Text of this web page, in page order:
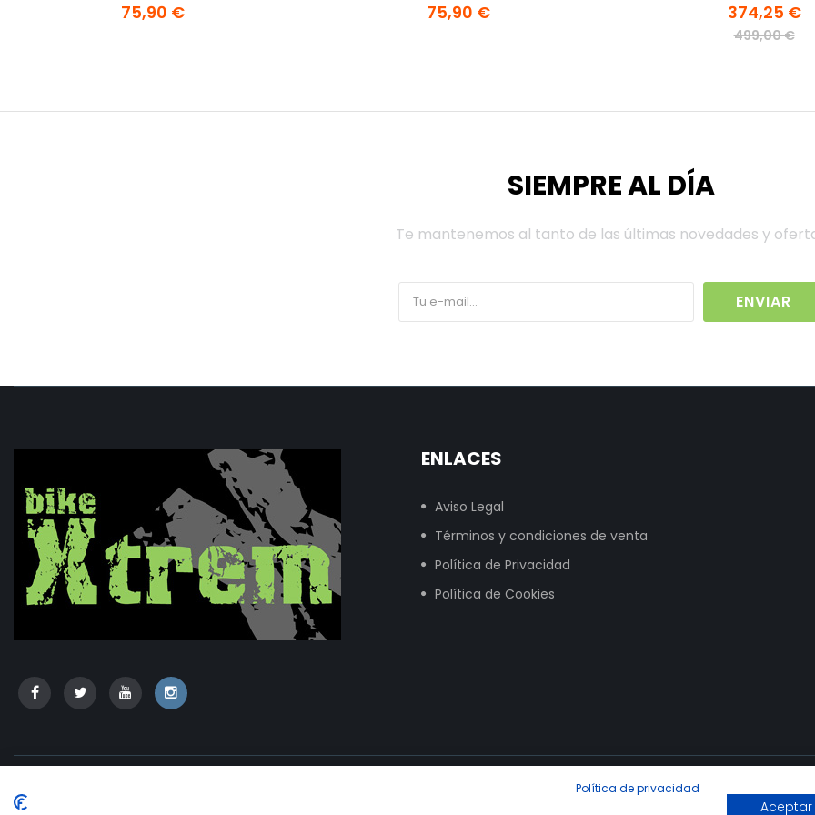
75,90 € 75,90 € 374,25 €
499,00 €
SIEMPRE AL DÍA
Te mantenemos al tanto de las últimas novedades y
ENVIAR
ENLACES
Aviso Legal
Términos y condiciones de venta
Política de Privacidad
Política de Cookies
Copyright © 2020 - Bikextrem | Desarrollo:
Política de privacidad